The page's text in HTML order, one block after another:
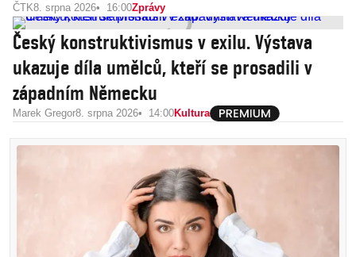
ČTK8. srpna 2026 16:00Zprávy
Český konstruktivismus v exilu. Výstava
ukazuje díla umělců, kteří se prosadili v
západním Německu
Marek Gregor8. srpna 2026 14:00Kultura